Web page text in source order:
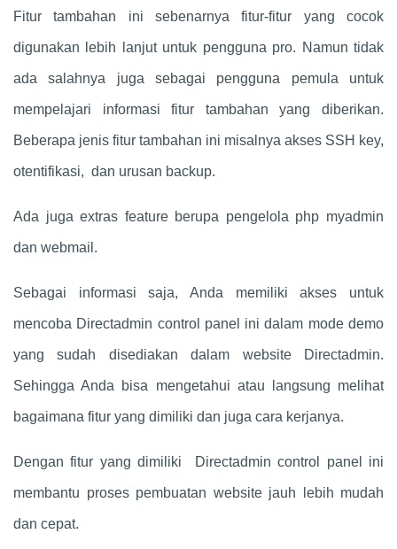
Fitur tambahan ini sebenarnya fitur-fitur yang cocok
digunakan lebih lanjut untuk pengguna pro. Namun tidak
ada salahnya juga sebagai pengguna pemula untuk
mempelajari informasi fitur tambahan yang diberikan.
Beberapa jenis fitur tambahan ini misalnya akses SSH key,
otentifikasi, dan urusan backup.
Ada juga extras feature berupa pengelola php myadmin
dan webmail.
Sebagai informasi saja, Anda memiliki akses untuk
mencoba Directadmin control panel ini dalam mode demo
yang sudah disediakan dalam website Directadmin.
Sehingga Anda bisa mengetahui atau langsung melihat
bagaimana fitur yang dimiliki dan juga cara kerjanya.
Dengan fitur yang dimiliki Directadmin control panel ini
membantu proses pembuatan website jauh lebih mudah
dan cepat.